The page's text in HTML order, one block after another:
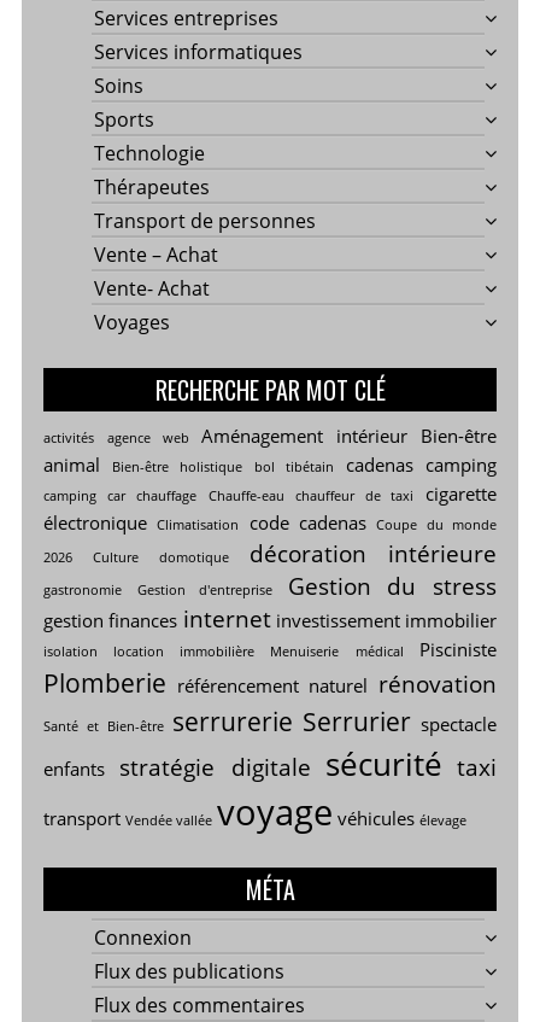
Services entreprises
Services informatiques
Soins
Sports
Technologie
Thérapeutes
Transport de personnes
Vente – Achat
Vente- Achat
Voyages
RECHERCHE PAR MOT CLÉ
activités agence web Aménagement intérieur Bien-être
animal
Bien-être holistique bol tibétain cadenas camping
camping car chauffage Chauffe-eau chauffeur de taxi
cigarette
électronique Climatisation code cadenas Coupe du monde
2026
Culture domotique décoration intérieure
gastronomie Gestion d'entreprise Gestion du stress
gestion finances internet investissement immobilier
isolation location immobilière Menuiserie médical Pisciniste
Plomberie référencement naturel rénovation
Santé et Bien-être serrurerie Serrurier spectacle
enfants
stratégie digitale sécurité taxi
transport Vendée vallée voyage véhicules élevage
MÉTA
Connexion
Flux des publications
Flux des commentaires